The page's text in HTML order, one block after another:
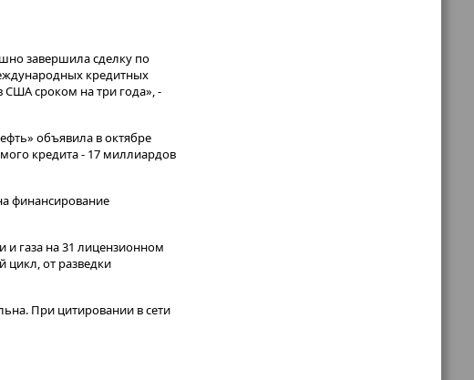
завершила сделку по
кредитных
сроком на три года», -
объявила в октябре
кредита - 17 миллиардов
финансирование
и газа на 31 лицензионном
цикл, от разведки
При цитировании в сети